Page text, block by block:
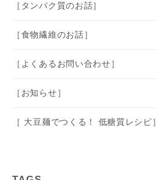
［タンパク質のお話］
［食物繊維のお話］
［よくあるお問い合わせ］
［お知らせ］
［ 大豆麺でつくる！ 低糖質レシピ］